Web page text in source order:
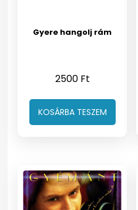
Gyere hangolj rám
2500 Ft
KOSÁRBA TESZEM